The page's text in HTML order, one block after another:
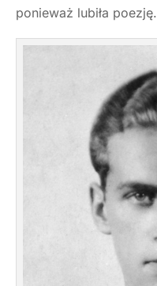
ponieważ lubiła poezję.